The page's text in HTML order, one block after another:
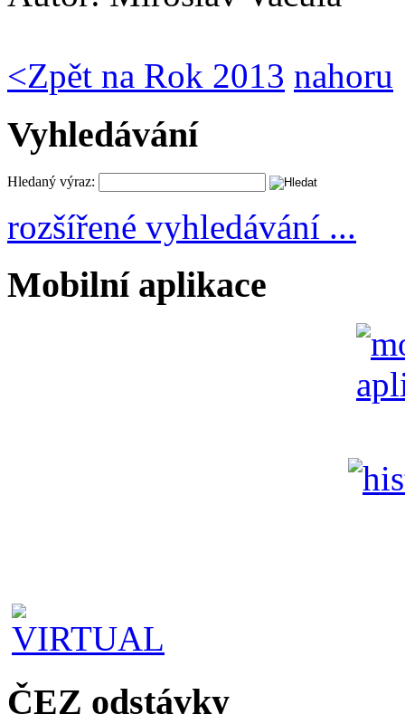
<Zpět na Rok 2013 nahoru
Vyhledávání
Hledaný výraz:
rozšířené vyhledávání ...
Mobilní aplikace
ČEZ odstávky